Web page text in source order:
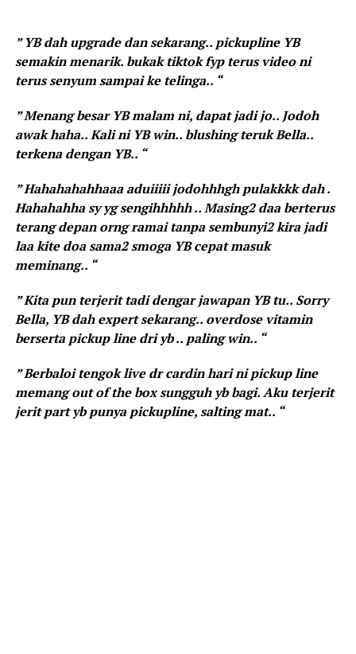
” YB dah upgrade dan sekarang.. pickupline YB
semakin menarik. bukak tiktok fyp terus video ni
terus senyum sampai ke telinga.. “
” Menang besar YB malam ni, dapat jadi jo.. Jodoh
awak haha.. Kali ni YB win.. blushing teruk Bella..
terkena dengan YB.. “
” Hahahahahhaaa aduiiiii jodohhhgh pulakkkk dah .
Hahahahha sy yg sengihhhhh .. Masing2 daa berterus
terang depan orng ramai tanpa sembunyi2 kira jadi
laa kite doa sama2 smoga YB cepat masuk
meminang.. “
” Kita pun terjerit tadi dengar jawapan YB tu.. Sorry
Bella, YB dah expert sekarang.. overdose vitamin
berserta pickup line dri yb .. paling win.. “
” Berbaloi tengok live dr cardin hari ni pickup line
memang out of the box sungguh yb bagi. Aku terjerit
jerit part yb punya pickupline, salting mat.. “